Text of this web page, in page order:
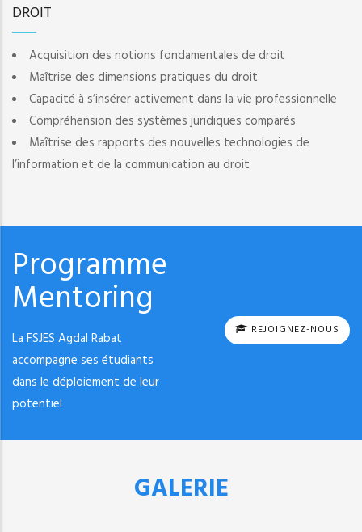
DROIT
Acquisition des notions fondamentales de droit
Maîtrise des dimensions pratiques du droit
Capacité à s’insérer activement dans la vie professionnelle
Compréhension des systèmes juridiques comparés
Maîtrise des rapports des nouvelles technologies de
l’information et de la communication au droit
Programme
Mentoring
La FSJES Agdal Rabat
accompagne ses étudiants
dans le déploiement de leur
potentiel
REJOIGNEZ-NOUS
GALERIE